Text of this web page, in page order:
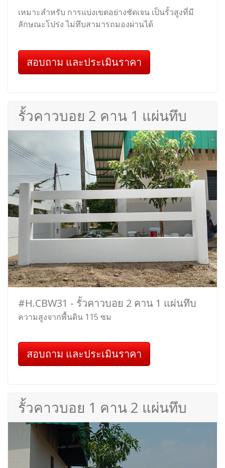
เหมาะสำหรับ การแบ่งเขตอย่างชัดเจน เป็นรั้วสูงที่มี
ลักษณะโปร่ง ไม่ทึบสามารถมองผ่านได้
สอบถาม และประเมินราคา
รั้วคาวบอย 2 คาน 1 แผ่นทึบ
#H.CBW31 - รั้วคาวบอย 2 คาน 1 แผ่นทึบ
ความสูงจากพื้นดิน 115 ซม
สอบถาม และประเมินราคา
รั้วคาวบอย 1 คาน 2 แผ่นทึบ